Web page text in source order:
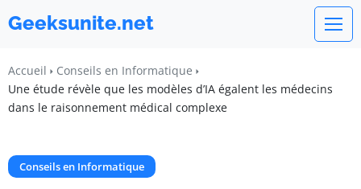
Geeksunite.net
Accueil
Conseils en Informatique
Une étude révèle que les modèles d’IA égalent les médecins
dans le raisonnement médical complexe
Conseils en Informatique